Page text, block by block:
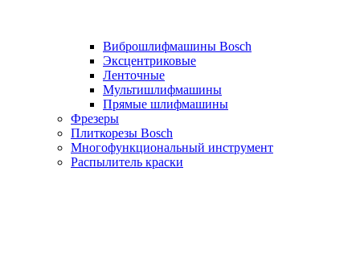
Виброшлифмашины Bosch
Эксцентриковые
Ленточные
Мультишлифмашины
Прямые шлифмашины
Фрезеры
Плиткорезы Bosch
Многофункциональный инструмент
Распылитель краски